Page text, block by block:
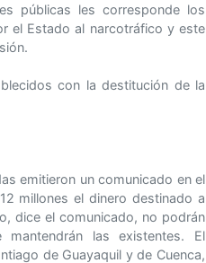
públicas les corresponde los
el Estado al narcotráfico y este
con la destitución de la
emitieron un comunicado en el
millones el dinero destinado a
dice el comunicado, no podrán
las existentes. El
de Guayaquil y de Cuenca,